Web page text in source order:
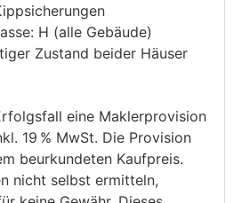
H (alle Gebäude)
Zustand beider Häuser
eine Maklerprovision
19 % MwSt. Die Provision
beurkundeten Kaufpreis.
nicht selbst ermitteln,